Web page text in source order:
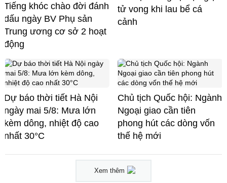
Tiếng khóc chào đời đánh
dấu ngày BV Phụ sản
Trung ương cơ sở 2 hoạt
động
tử vong khi lau bể cá
cảnh
Dự báo thời tiết Hà Nội
ngày mai 5/8: Mưa lớn
kèm dông, nhiệt độ cao
nhất 30°C
Chủ tịch Quốc hội: Ngành
Ngoại giao cần tiên
phong hút các dòng vốn
thế hệ mới
Xem thêm